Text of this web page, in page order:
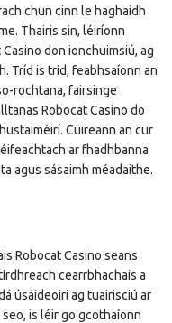
chun cinn le haghaidh
Thairis sin, léiríonn
don ionchuimsiú, ag
Tríd is tríd, feabhsaíonn an
rochtana, fairsinge
Robocat Casino do
Cuireann an cur
ar fhadhbanna
agus sásaimh méadaithe.
Robocat Casino seans
cearrbhachais a
úsáideoirí ag tuairisciú ar
is léir go gcothaíonn